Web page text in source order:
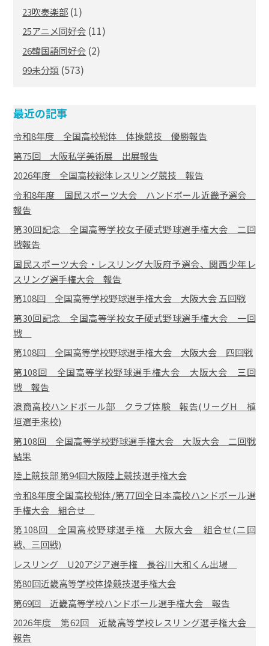
23吹奏楽部 (1)
25アニメ同好会 (11)
26韓国語同好会 (2)
99未分類 (573)
最近の記事
令和8年度 全国高校総体 体操競技 優勝報告
第75回 大阪私学美術展 出展報告
2026年度 全国高校総体レスリング競技 報告
令和8年度 国民スポーツ大会 ハンドボール近畿予選会
報告
第30回記念 全国高等学校女子硬式野球選手権大会 二回
戦報告
国民スポーツ大会・レスリング大阪府予選会、関西少年レ
スリング選手権大会 報告
第108回 全国高等学校野球選手権大会 大阪大会 五回戦
第30回記念 全国高等学校女子硬式野球選手権大会 一回
戦
第108回 全国高等学校野球選手権大会 大阪大会 四回戦
第108回 全国高等学校野球選手権大会 大阪大会 三回
戦 報告
浪商高校ハンドボール部 クラブ体験 報告(リーグH 植
垣選手来校)
第108回 全国高等学校野球選手権大会 大阪大会 二回戦
結果
陸上競技部 第94回大阪陸上競技選手権大会
令和8年度全国高校総体/第77回全日本高校ハンドボール選
手権大会 組合せ
第108回 全国高校野球選手権 大阪大会 組合せ(二回
戦、三回戦)
レスリング U20アジア選手権 長谷川大和くん出場
第80回近畿高等学校体操競技選手権大会
第69回 近畿高等学校ハンドボール選手権大会 報告
2026年度 第62回 近畿高等学校レスリング選手権大会
報告